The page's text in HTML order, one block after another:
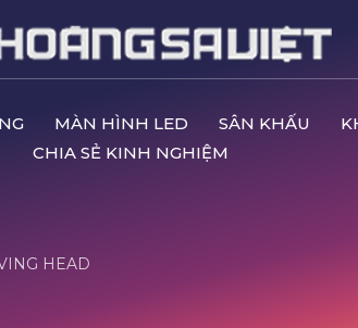
MÀN HÌNH LED SÂN KHẤU
CHIA SẺ KINH NGHIỆM
HEAD